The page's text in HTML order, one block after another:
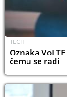
TECH
Oznaka
čemu se radi